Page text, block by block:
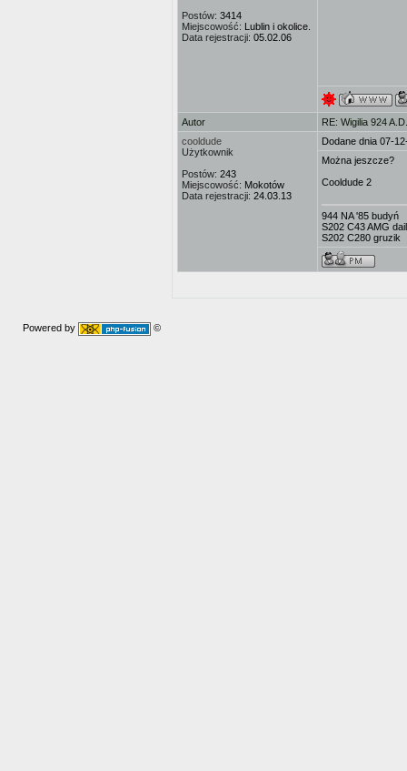
Postów: 3414
Miejscowość: Lublin i okolice.
Data rejestracji: 05.02.06
Autor
RE: Wigilia 924
cooldude
Użytkownik
Postów: 243
Miejscowość: Mokotów
Data rejestracji: 24.03.13
Dodane dnia 07-
Można jeszcze?
Cooldude 2
944 NA '85 budyń
S202 C43 AMG
S202 C280 gruzik
Powered by ©